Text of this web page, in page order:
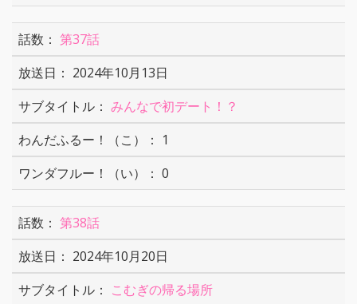
第37話
2024年10月13日
みんなで初デート！？
1
0
第38話
2024年10月20日
こむぎの帰る場所